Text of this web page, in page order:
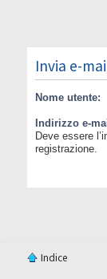
Invia e-
Nome utente:
Indirizzo e-
Deve essere
registrazione.
Indice